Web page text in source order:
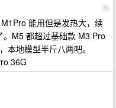
5
能用但是发热大，续
M5 都超过基础款 M3 Pro
本地模型半斤八两吧。
36G